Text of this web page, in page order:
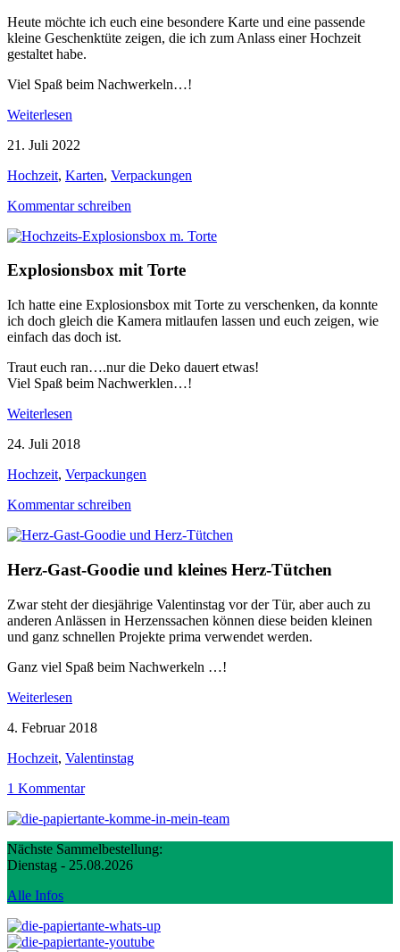
Heute möchte ich euch eine besondere Karte und eine passende
kleine Geschenktüte zeigen, die ich zum Anlass einer Hochzeit
gestaltet habe.
Viel Spaß beim Nachwerkeln…!
Weiterlesen
21. Juli 2022
Hochzeit, Karten, Verpackungen
Kommentar schreiben
Explosionsbox mit Torte
Ich hatte eine Explosionsbox mit Torte zu verschenken, da konnte
ich doch gleich die Kamera mitlaufen lassen und euch zeigen, wie
einfach das doch ist.
Traut euch ran….nur die Deko dauert etwas!
Viel Spaß beim Nachwerklen…!
Weiterlesen
24. Juli 2018
Hochzeit, Verpackungen
Kommentar schreiben
Herz-Gast-Goodie und kleines Herz-Tütchen
Zwar steht der diesjährige Valentinstag vor der Tür, aber auch zu
anderen Anlässen in Herzenssachen können diese beiden kleinen
und ganz schnellen Projekte prima verwendet werden.
Ganz viel Spaß beim Nachwerkeln …!
Weiterlesen
4. Februar 2018
Hochzeit, Valentinstag
1 Kommentar
Nächste Sammelbestellung:
Dienstag - 25.08.2026
Alle Infos